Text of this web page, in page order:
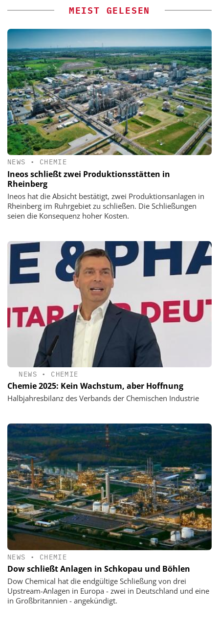
MEIST GELESEN
NEWS • CHEMIE
Ineos schließt zwei Produktionsstätten in
Rheinberg
Ineos hat die Absicht bestätigt, zwei Produktionsanlagen in
Rheinberg im Ruhrgebiet zu schließen. Die Schließungen
seien die Konsequenz hoher Kosten.
NEWS • CHEMIE
Chemie 2025: Kein Wachstum, aber Hoffnung
Halbjahresbilanz des Verbands der Chemischen Industrie
NEWS • CHEMIE
Dow schließt Anlagen in Schkopau und Böhlen
Dow Chemical hat die endgültige Schließung von drei
Upstream-Anlagen in Europa - zwei in Deutschland und eine
in Großbritannien - angekündigt.